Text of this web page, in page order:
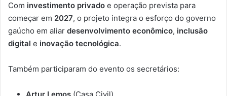
Com investimento privado e operação prevista para
começar em 2027, o projeto integra o esforço do governo
gaúcho em aliar desenvolvimento econômico, inclusão
digital e inovação tecnológica.
Também participaram do evento os secretários: